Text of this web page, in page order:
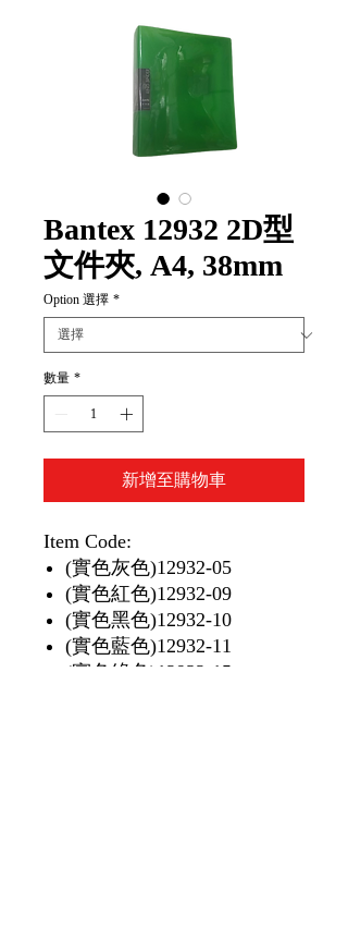
Bantex 12932 2D型
文件夾, A4, 38mm
Option 選擇 *
數量 *
新增至購物車
Item Code:
(實色灰色)12932-05
(實色紅色)12932-09
(實色黑色)12932-10
(實色藍色)12932-11
(實色綠色)12932-15